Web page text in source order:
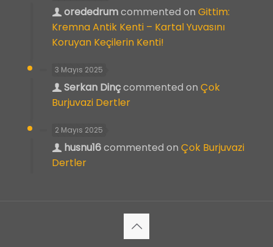
orededrumcommented on Gittim:
Kremna Antik Kenti – Kartal Yuvasını
Koruyan Keçilerin Kenti!
3 Mayıs 2025
Serkan Dinçcommented on Çok
Burjuvazi Dertler
2 Mayıs 2025
husnu16commented on Çok Burjuvazi
Dertler